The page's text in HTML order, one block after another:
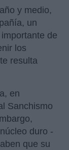
y medio,
un
de
los
resulta
en
Sanchismo
duro -
que su